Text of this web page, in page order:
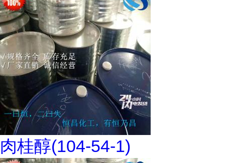
肉桂醇(104-54-1)